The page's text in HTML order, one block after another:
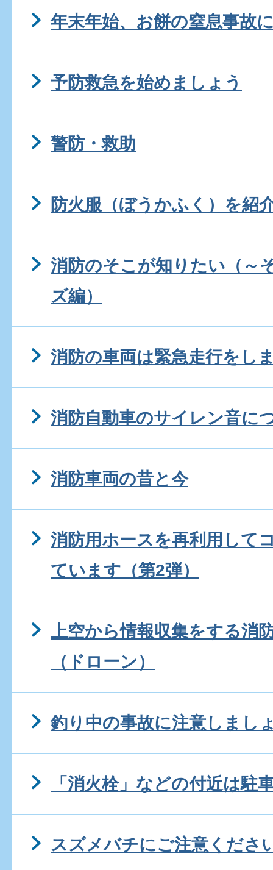
年末年始、お餅の窒息事故
予防救急を始めましょう
警防・救助
防火服（ぼうかふく）を紹
消防のそこが知りたい（～
ズ編）
消防の車両は緊急走行をし
消防自動車のサイレン音に
消防車両の昔と今
消防用ホースを再利用して
ています（第2弾）
上空から情報収集をする消
（ドローン）
釣り中の事故に注意しまし
「消火栓」などの付近は駐
スズメバチにご注意くださ